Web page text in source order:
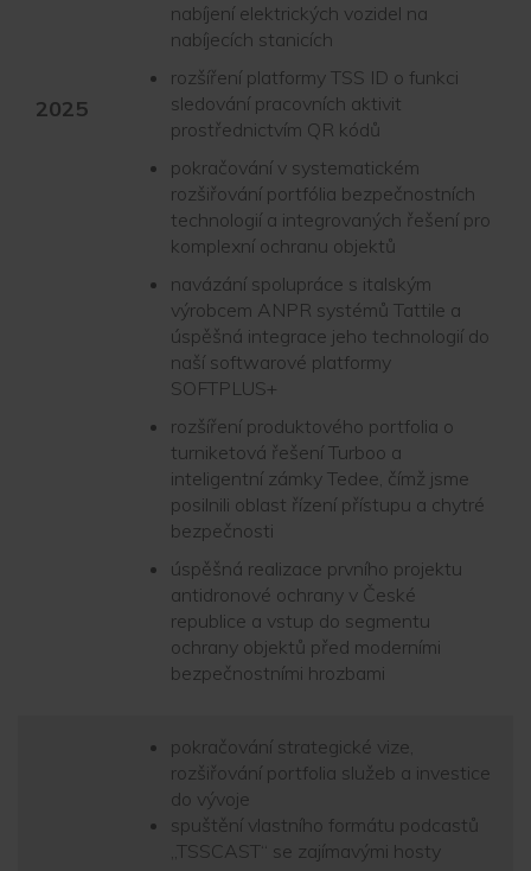
2025
nabíjení elektrických vozidel na
nabíjecích stanicích
rozšíření platformy TSS ID o funkci
sledování pracovních aktivit
prostřednictvím QR kódů
pokračování v systematickém
rozšiřování portfólia bezpečnostních
technologií a integrovaných řešení pro
komplexní ochranu objektů
navázání spolupráce s italským
výrobcem ANPR systémů Tattile a
úspěšná integrace jeho technologií do
naší softwarové platformy
SOFTPLUS+
rozšíření produktového portfolia o
turniketová řešení Turboo a
inteligentní zámky Tedee, čímž jsme
posilnili oblast řízení přístupu a chytré
bezpečnosti
úspěšná realizace prvního projektu
antidronové ochrany v České
republice a vstup do segmentu
ochrany objektů před moderními
bezpečnostními hrozbami
pokračování strategické vize,
rozšiřování portfolia služeb a investice
do vývoje
spuštění vlastního formátu podcastů
„TSSCAST“ se zajímavými hosty